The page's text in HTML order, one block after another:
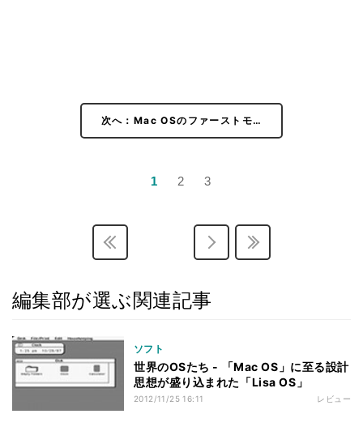
次へ：Mac OSのファーストモ…
1 2 3
編集部が選ぶ関連記事
ソフト
世界のOSたち - 「Mac OS」に至る設計
思想が盛り込まれた「Lisa OS」
2012/11/25 16:11 レビュー